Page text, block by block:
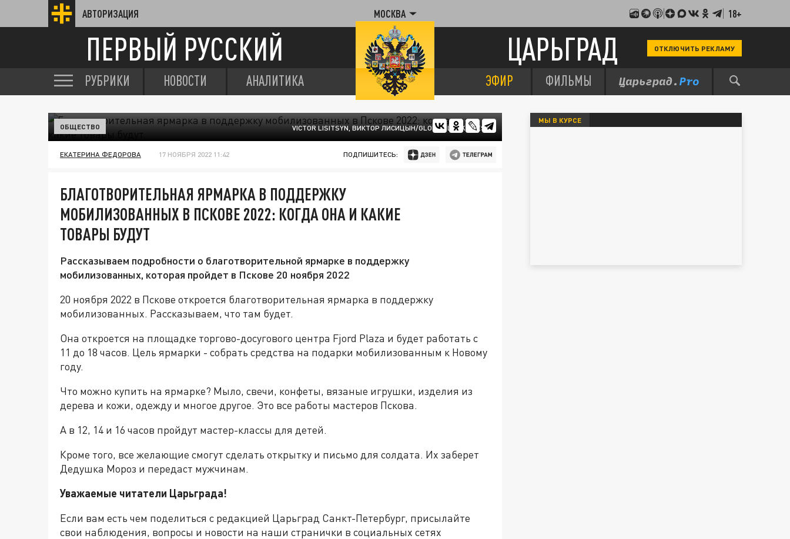
АВТОРИЗАЦИЯ МОСКВА 18+
ПЕРВЫЙ РУССКИЙ ЦАРЬГРАД ОТКЛЮЧИТЬ РЕКЛАМУ
РУБРИКИ НОВОСТИ АНАЛИТИКА ЭФИР ФИЛЬМЫ
VICTOR LISITSYN, ВИКТОР ЛИСИЦЫН/GLOBAL LOOK PRESS
ОБЩЕСТВО
ЕКАТЕРИНА ФЕДОРОВА 17 НОЯБРЯ 2022 11:42 ПОДПИШИТЕСЬ:
БЛАГОТВОРИТЕЛЬНАЯ ЯРМАРКА В ПОДДЕРЖКУ
МОБИЛИЗОВАННЫХ В ПСКОВЕ 2022: КОГДА ОНА И КАКИЕ
ТОВАРЫ БУДУТ
Рассказываем подробности о благотворительной ярмарке в поддержку
мобилизованных, которая пройдет в Пскове 20 ноября 2022
20 ноября 2022 в Пскове откроется благотворительная ярмарка в поддержку
мобилизованных. Рассказываем, что там будет.
Она откроется на площадке торгово-досугового центра Fjord Plaza и будет работать с
11 до 18 часов. Цель ярмарки - собрать средства на подарки мобилизованным к Новому
году.
Что можно купить на ярмарке? Мыло, свечи, конфеты, вязаные игрушки, изделия из
дерева и кожи, одежду и многое другое. Это все работы мастеров Пскова.
А в 12, 14 и 16 часов пройдут мастер-классы для детей.
Кроме того, все желающие смогут сделать открытку и письмо для солдата. Их заберет
Дедушка Мороз и передаст мужчинам.
Уважаемые читатели Царьграда!
Если вам есть чем поделиться с редакцией Царьград Санкт-Петербург, присылайте
свои наблюдения, вопросы и новости на наши странички в социальных сетях
МЫ В КУРСЕ